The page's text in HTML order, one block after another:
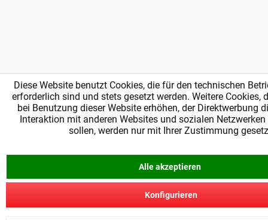
Diese Website benutzt Cookies, die für den technischen
erforderlich sind und stets gesetzt werden. Weitere Cookies,
bei Benutzung dieser Website erhöhen, der Direktwerbung
Interaktion mit anderen Websites und sozialen
sollen, werden nur mit Ihrer Zustimmung
Alle akzeptieren
Konfigurieren